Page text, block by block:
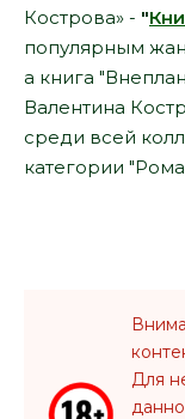
Кострова» - "
популярным
а книга
Валентина
среди всей
категории
Для